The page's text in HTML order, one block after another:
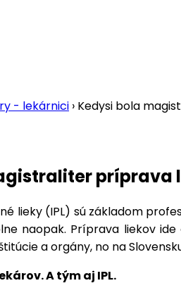
- lekárnici › Kedysi bola
lieky (IPL) sú základom
naopak. Príprava liekov
a orgány, no na
A tým aj IPL.